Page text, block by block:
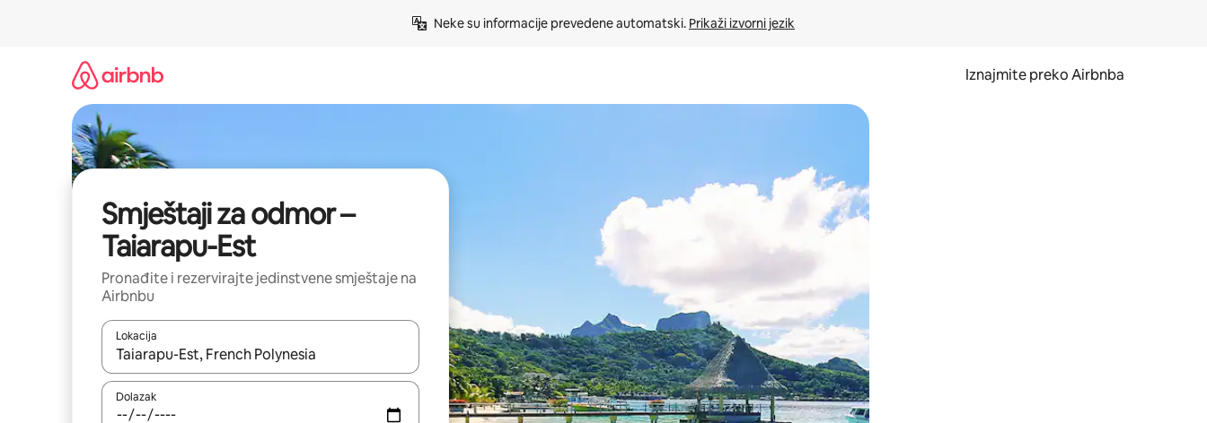
Neke su informacije prevedene automatski. Prikaži izvorni jezik
Iznajmite preko Airbnba
Smještaji za odmor –
Taiarapu-Est
Pronađite i rezervirajte jedinstvene smještaje na
Airbnbu
Lokacija
Kada budu dostupni rezultati, moći ćete ih pregledati koristeći se strelicama prema gore i prema dolje, kao i dodirom ili prelaskom prstom po zaslonu.
Dolazak